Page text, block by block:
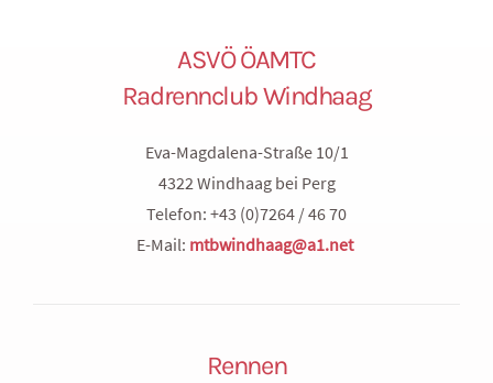
ASVÖ ÖAMTC
Radrennclub Windhaag
Eva-Magdalena-Straße 10/1
4322 Windhaag bei Perg
Telefon: +43 (0)7264 / 46 70
E-Mail: mtbwindhaag@a1.net
Rennen